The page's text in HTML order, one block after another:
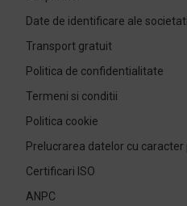
Date de identificare ale
Transport gratuit
Politica de confidentialitate
Termeni si conditii
Politica cookie
Prelucrarea datelor cu caracter
Certificari ISO
ANPC